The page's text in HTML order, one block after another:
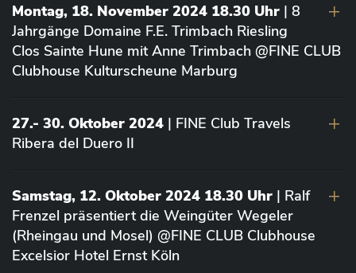
Montag, 18. November 2024 18.30 Uhr | 8
Jahrgänge Domaine F.E. Trimbach Riesling
Clos Sainte Hune mit Anne Trimbach @FINE CLUB
Clubhouse Kulturscheune Marburg
27.- 30. Oktober 2024 | FINE Club Travels
Ribera del Duero II
Samstag, 12. Oktober 2024 18.30 Uhr | Ralf
Frenzel präsentiert die Weingüter Wegeler
(Rheingau und Mosel) @FINE CLUB Clubhouse
Excelsior Hotel Ernst Köln